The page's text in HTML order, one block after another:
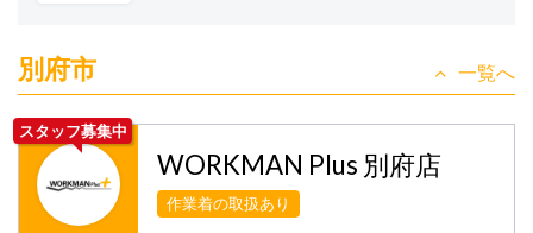
別府市 一覧へ
スタッフ募集中
WORKMAN Plus 別府店
作業着の取扱あり